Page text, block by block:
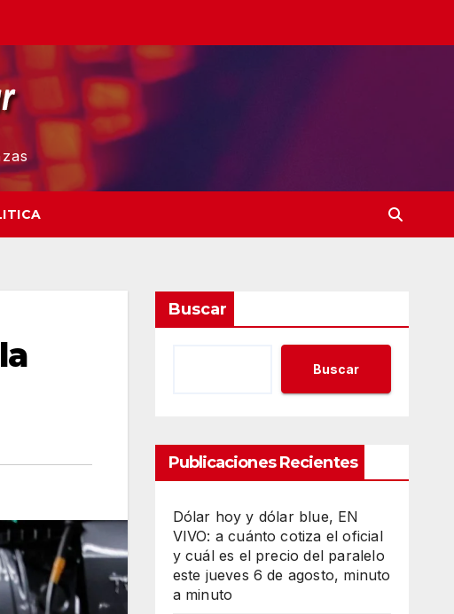
Buscar
Buscar
Publicaciones Recientes
Dólar hoy y dólar blue, EN
VIVO: a cuánto cotiza el oficial
y cuál es el precio del paralelo
este jueves 6 de agosto, minuto
a minuto